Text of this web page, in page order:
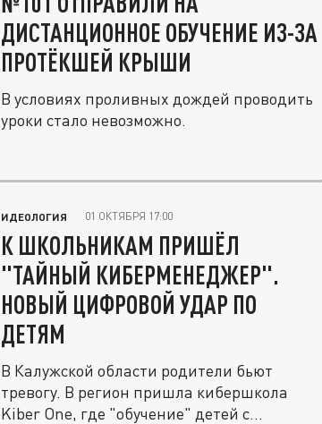
ДИСТАНЦИОННОЕ ОБУЧЕНИЕ ИЗ-ЗА
ПРОТЁКШЕЙ КРЫШИ
В условиях проливных дождей проводить
уроки стало невозможно.
ИДЕОЛОГИЯ 01 ОКТЯБРЯ 17:00
К ШКОЛЬНИКАМ ПРИШЁЛ
"ТАЙНЫЙ КИБЕРМЕНЕДЖЕР".
НОВЫЙ ЦИФРОВОЙ УДАР ПО
ДЕТЯМ
В Калужской области родители бьют
тревогу. В регион пришла кибершкола
Kiber One, где "обучение" детей с...